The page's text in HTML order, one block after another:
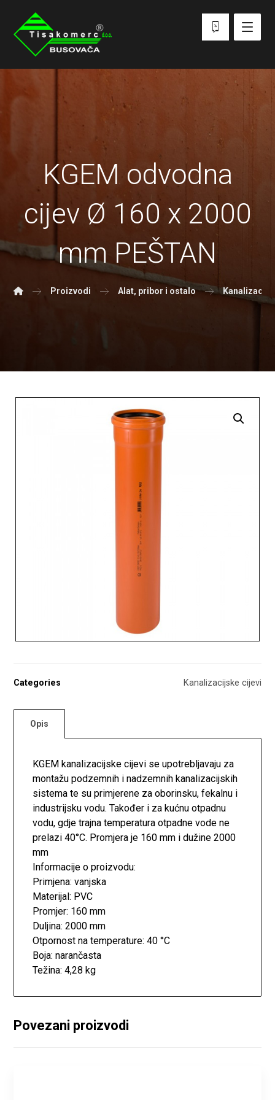
KGEM odvodna
cijev Ø 160 x 2000
mm PEŠTAN
Proizvodi Alat, pribor i ostalo
Enlarge the image
Categories Kanalizacijske cijevi
Opis
KGEM kanalizacijske cijevi se upotrebljavaju za
montažu podzemnih i nadzemnih kanalizacijskih
sistema te su primjerene za oborinsku, fekalnu i
industrijsku vodu. Također i za kućnu otpadnu
vodu, gdje trajna temperatura otpadne vode ne
prelazi 40°C. Promjera je 160 mm i dužine 2000
mm
Informacije o proizvodu:
Primjena: vanjska
Materijal: PVC
Promjer: 160 mm
Duljina: 2000 mm
Otpornost na temperature: 40 °C
Boja: narančasta
Težina: 4,28 kg
Povezani proizvodi